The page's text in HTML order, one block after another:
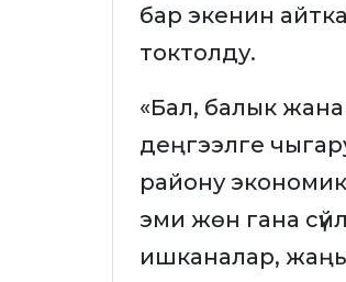
бар экенин
токтолду.
«Бал, балык жана
деңгээлге
району
эми жөн гана
ишканалар,